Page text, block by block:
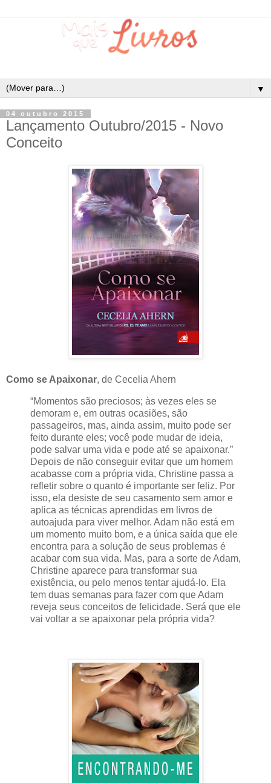
▼
04 outubro 2015
Lançamento Outubro/2015 - Novo
Conceito
Como se Apaixonar, de Cecelia Ahern
“Momentos são preciosos; às vezes eles se
demoram e, em outras ocasiões, são
passageiros, mas, ainda assim, muito pode ser
feito durante eles; você pode mudar de ideia,
pode salvar uma vida e pode até se apaixonar.”
Depois de não conseguir evitar que um homem
acabasse com a própria vida, Christine passa a
refletir sobre o quanto é importante ser feliz. Por
isso, ela desiste de seu casamento sem amor e
aplica as técnicas aprendidas em livros de
autoajuda para viver melhor. Adam não está em
um momento muito bom, e a única saída que ele
encontra para a solução de seus problemas é
acabar com sua vida. Mas, para a sorte de Adam,
Christine aparece para transformar sua
existência, ou pelo menos tentar ajudá-lo. Ela
tem duas semanas para fazer com que Adam
reveja seus conceitos de felicidade. Será que ele
vai voltar a se apaixonar pela própria vida?